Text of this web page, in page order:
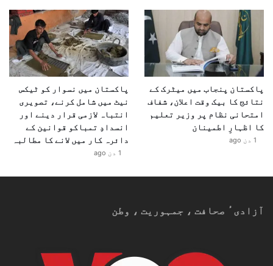
پاکستان پنجاب میں میٹرک کے
نتائج کا بیک وقت اعلان، شفاف
امتحانی نظام پر وزیر تعلیم
کا اظہارِ اطمینان
1 دن ago
پاکستان میں نسوار کو ٹیکس
نیٹ میں شامل کرنے، تصویری
انتباہ لازمی قرار دینے اور
انسدادِ تمباکو قوانین کے
دائرہ کار میں لانے کا مطالبہ
1 دن ago
آزادیٴ صحافت ، جمہوریت ، وطن